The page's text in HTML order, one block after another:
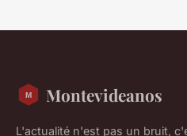
Montevideanos
L'actualité n'est pas un bruit,